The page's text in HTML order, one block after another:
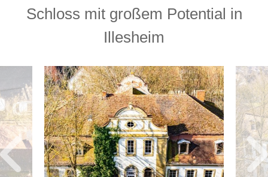
Schloss mit großem Potential in
Illesheim